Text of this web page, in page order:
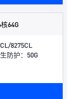
64G
8275CL
防护：50G